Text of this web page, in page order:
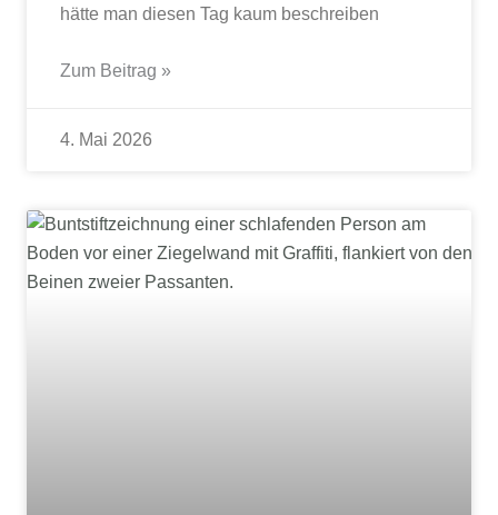
hätte man diesen Tag kaum beschreiben
Zum Beitrag »
4. Mai 2026